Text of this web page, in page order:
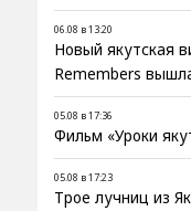
06.08 в 13:20
Новый якутская
Remembers
05.08 в 17:36
Фильм «Уроки
05.08 в 17:23
Трое лучниц из